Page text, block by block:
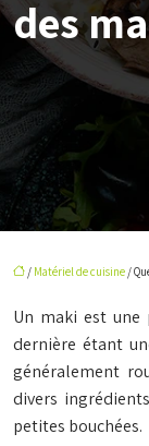
des
/ Matériel de cuisine /
Un maki est
dernière étant
généralement
divers
petites bouchées.